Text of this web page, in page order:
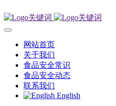
网站首页
关于我们
食品安全常识
食品安全动态
联系我们
English